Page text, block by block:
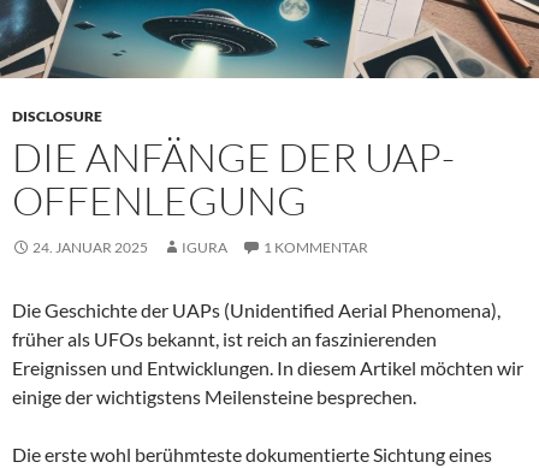
DISCLOSURE
DIE ANFÄNGE DER UAP-
OFFENLEGUNG
24. JANUAR 2025 IGURA 1 KOMMENTAR
Die Geschichte der UAPs (Unidentified Aerial Phenomena),
früher als UFOs bekannt, ist reich an faszinierenden
Ereignissen und Entwicklungen. In diesem Artikel möchten wir
einige der wichtigstens Meilensteine besprechen.
Die erste wohl berühmteste dokumentierte Sichtung eines